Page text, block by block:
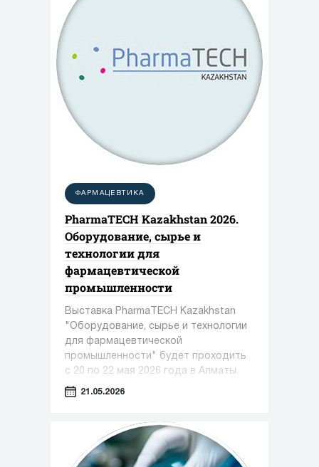
ФАРМАЦЕВТИКА
PharmaTECH Kazakhstan 2026.
Оборудование, сырье и
технологии для
фармацевтической
промышленности
Выставка PharmaTECH Kazakhstan
"Оборудование, сырье и технологии
для фармацевтической
промышленности" будет проходить
с 20 по 22 мая 2026 года в Алматы.
21.05.2026